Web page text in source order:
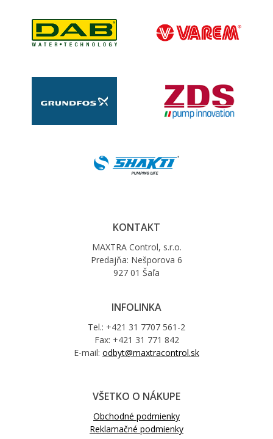
KONTAKT
MAXTRA Control, s.r.o.
Predajňa: Nešporova 6
927 01 Šaľa
INFOLINKA
Tel.: +421 31 7707 561-2
Fax: +421 31 771 842
E-mail: odbyt@maxtracontrol.sk
VŠETKO O NÁKUPE
Obchodné podmienky
Reklamačné podmienky